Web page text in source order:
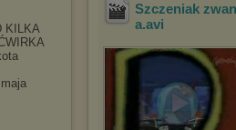
KILKA
Szczeniak
a.avi